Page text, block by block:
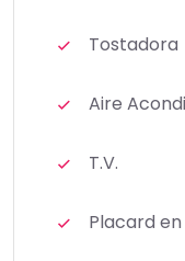
Tostadora
Aire
T.V.
Placard